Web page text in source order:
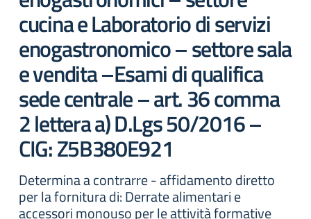
cucina e Laboratorio di servizi
enogastronomico – settore sala
e vendita –Esami di qualifica
sede centrale – art. 36 comma
2 lettera a) D.Lgs 50/2016 –
CIG: Z5B380E921
Determina a contrarre - affidamento diretto
per la fornitura di: Derrate alimentari e
accessori monouso per le attività formative